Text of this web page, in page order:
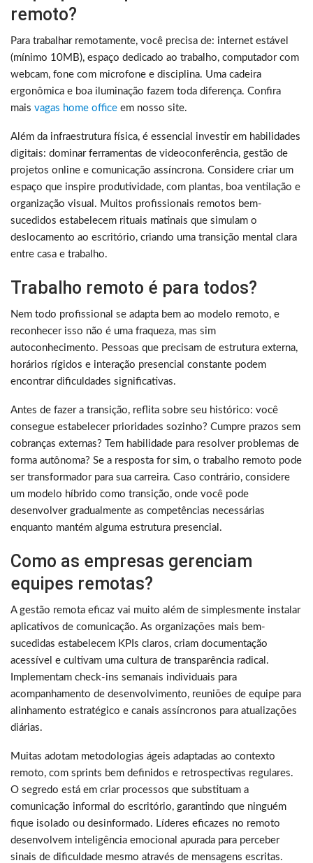
remoto?
Para trabalhar remotamente, você precisa de: internet estável
(mínimo 10MB), espaço dedicado ao trabalho, computador com
webcam, fone com microfone e disciplina. Uma cadeira
ergonômica e boa iluminação fazem toda diferença. Confira
mais vagas home office em nosso site.
Além da infraestrutura física, é essencial investir em habilidades
digitais: dominar ferramentas de videoconferência, gestão de
projetos online e comunicação assíncrona. Considere criar um
espaço que inspire produtividade, com plantas, boa ventilação e
organização visual. Muitos profissionais remotos bem-
sucedidos estabelecem rituais matinais que simulam o
deslocamento ao escritório, criando uma transição mental clara
entre casa e trabalho.
Trabalho remoto é para todos?
Nem todo profissional se adapta bem ao modelo remoto, e
reconhecer isso não é uma fraqueza, mas sim
autoconhecimento. Pessoas que precisam de estrutura externa,
horários rígidos e interação presencial constante podem
encontrar dificuldades significativas.
Antes de fazer a transição, reflita sobre seu histórico: você
consegue estabelecer prioridades sozinho? Cumpre prazos sem
cobranças externas? Tem habilidade para resolver problemas de
forma autônoma? Se a resposta for sim, o trabalho remoto pode
ser transformador para sua carreira. Caso contrário, considere
um modelo híbrido como transição, onde você pode
desenvolver gradualmente as competências necessárias
enquanto mantém alguma estrutura presencial.
Como as empresas gerenciam
equipes remotas?
A gestão remota eficaz vai muito além de simplesmente instalar
aplicativos de comunicação. As organizações mais bem-
sucedidas estabelecem KPIs claros, criam documentação
acessível e cultivam uma cultura de transparência radical.
Implementam check-ins semanais individuais para
acompanhamento de desenvolvimento, reuniões de equipe para
alinhamento estratégico e canais assíncronos para atualizações
diárias.
Muitas adotam metodologias ágeis adaptadas ao contexto
remoto, com sprints bem definidos e retrospectivas regulares.
O segredo está em criar processos que substituam a
comunicação informal do escritório, garantindo que ninguém
fique isolado ou desinformado. Líderes eficazes no remoto
desenvolvem inteligência emocional apurada para perceber
sinais de dificuldade mesmo através de mensagens escritas.